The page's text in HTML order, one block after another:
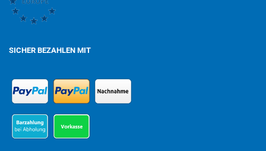
SICHER BEZAHLEN MIT